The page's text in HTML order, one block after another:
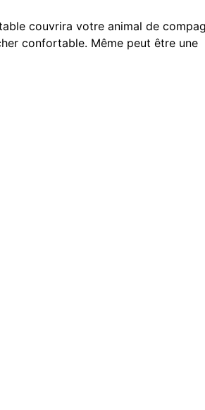
couvrira votre animal de
confortable. Même peut être une